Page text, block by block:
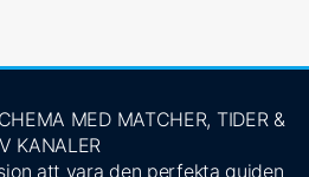
MED MATCHER, TIDER &
KANALER
att vara den perfekta guiden